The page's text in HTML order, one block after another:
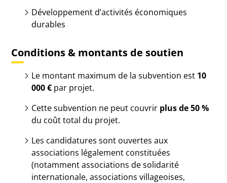
Développement d’activités économiques
durables
Conditions & montants de soutien
Le montant maximum de la subvention est 10
000 € par projet.
Cette subvention ne peut couvrir plus de 50 %
du coût total du projet.
Les candidatures sont ouvertes aux
associations légalement constituées
(notamment associations de solidarité
internationale, associations villageoises,